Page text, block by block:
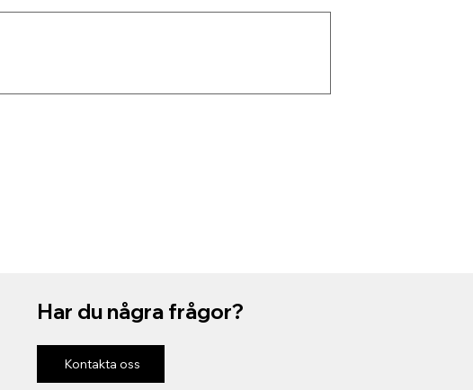
Har du några frågor?
Kontakta oss